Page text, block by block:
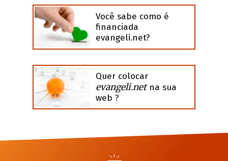
Você sabe como é
financiada
evangeli.net?
Quer colocar
evangeli.netna sua
web ?